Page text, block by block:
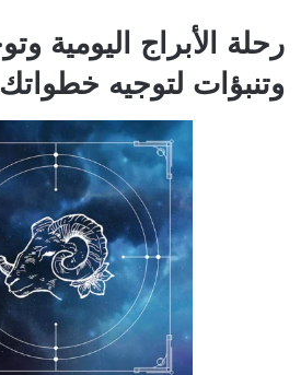
رحلة الأبراج اليومية
وتنبؤات لتوجيه خطواتك